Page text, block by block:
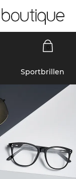
Sportbrillen